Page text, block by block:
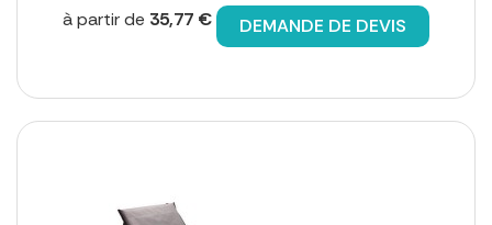
à partir de 35,77 € DEMANDE DE DEVIS